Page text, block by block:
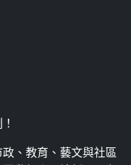
、教育、藝文與社區